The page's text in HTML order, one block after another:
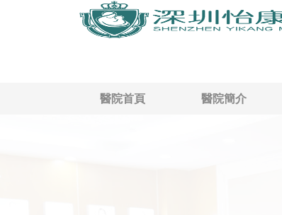
醫院首頁 醫院簡介